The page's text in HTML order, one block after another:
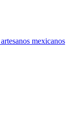
mexicanos